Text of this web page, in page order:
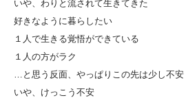
いや、わりと流されて生きてきた
好きなように暮らしたい
１人で生きる覚悟ができている
１人の方がラク
…と思う反面、やっぱりこの先は少し不安
いや、けっこう不安